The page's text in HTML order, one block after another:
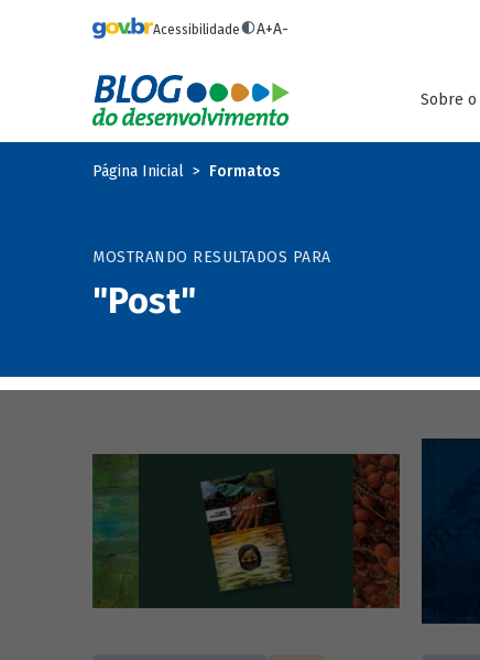
Acessibilidade A+A-
Sobre
Página Inicial Formatos
MOSTRANDO RESULTADOS PARA
"Post"